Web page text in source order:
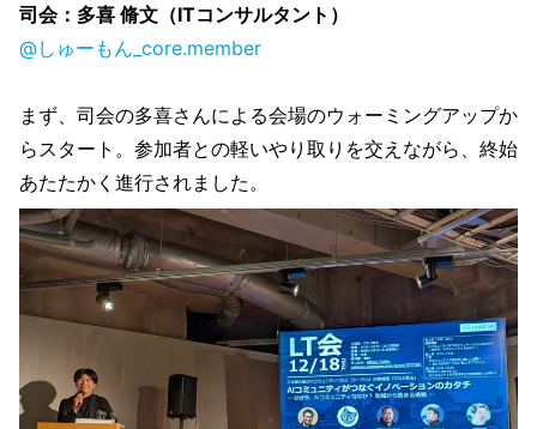
司会：多喜 脩文（ITコンサルタント）
@しゅーもん_core.member
まず、司会の多喜さんによる会場のウォーミングアップか
らスタート。参加者との軽いやり取りを交えながら、終始
あたたかく進行されました。